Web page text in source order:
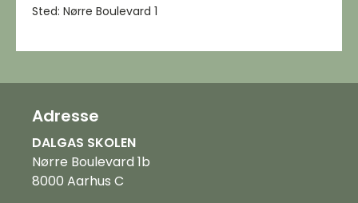
Sted: Nørre Boulevard 1
Adresse
DALGAS SKOLEN
Nørre Boulevard 1b
8000 Aarhus C